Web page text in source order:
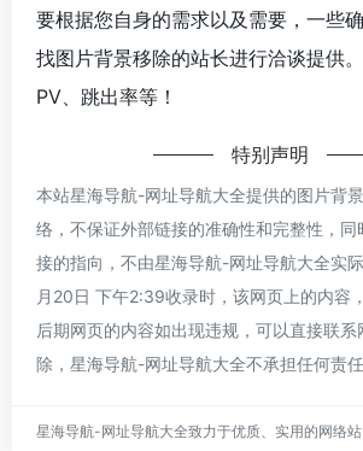
要根据您自身的需求以及需要，一些
找图片背景移除的站长进行洽谈提供。
PV、跳出率等！
特别声明
本站星海导航-网址导航大全提供的图片背
络，不保证外部链接的准确性和完整性，
接的指向，不由星海导航-网址导航大全实
月20日 下午2:39收录时，该网页上的内容
后期网页的内容如出现违规，可以直接联
除，星海导航-网址导航大全不承担任何责任
星海导航-网址导航大全致力于优质、实用的网络站